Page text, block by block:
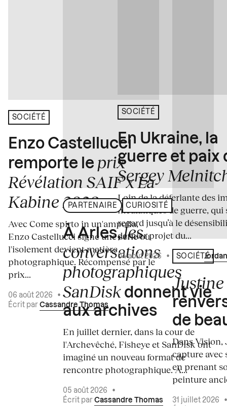
SOCIÉTÉ
Enzo Castellucci
remporte le prix
Révélation SAIF x La
Kabine 2026
Avec Come spirto in un'ampolla,
Enzo Castellucci signe une série où
l'isolement devient matière
photographique. Récompensé par le
prix...
06 août 2026
•
Écrit par Cassandre Thomas
PARTENAIRE CURIOSITÉ
À Arles,les
conversations
photographiques
SanDisk donnent vie
aux archives
En juillet dernier, dans la cour de
l'Archevêché, Fisheye et SanDisk ont
imaginé un nouveau format de
rencontre photographique. À...
05 août 2026
•
Écrit par Cassandre Thomas
SOCIÉTÉ
En Ukraine, la
guerre et paix
Sergey
Loin de la déferlante des
médiatiques de guerre, qui
regard jusqu’à le
dernier projet du...
04 août 2026 • Écrit par
SOCIÉTÉ
de
Dans
capture avec
en prenant
peinture
31 juillet 2026